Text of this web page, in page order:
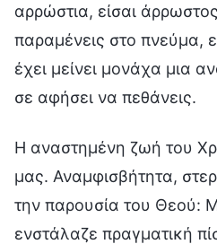
αρρώστια, είσαι
παραμένεις στο πνεύμα,
έχει μείνει μονάχα μια
σε αφήσει να πεθάνεις.
Η αναστημένη ζωή του
μας. Αναμφισβήτητα,
την παρουσία του Θεού:
ενστάλαζε πραγματική